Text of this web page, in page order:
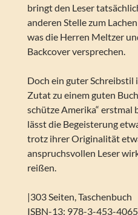
bringt den Leser
anderen Stelle zum
was die Herren Meltzer
Backcover versprechen.
Doch ein guter Schreibstil
Zutat zu einem guten
schütze Amerika“ erstmal
lässt die Begeisterung
trotz ihrer Originalität
anspruchsvollen Leser
reißen.
|303 Seiten, Taschenbuch
ISBN-13: 978-3-453-